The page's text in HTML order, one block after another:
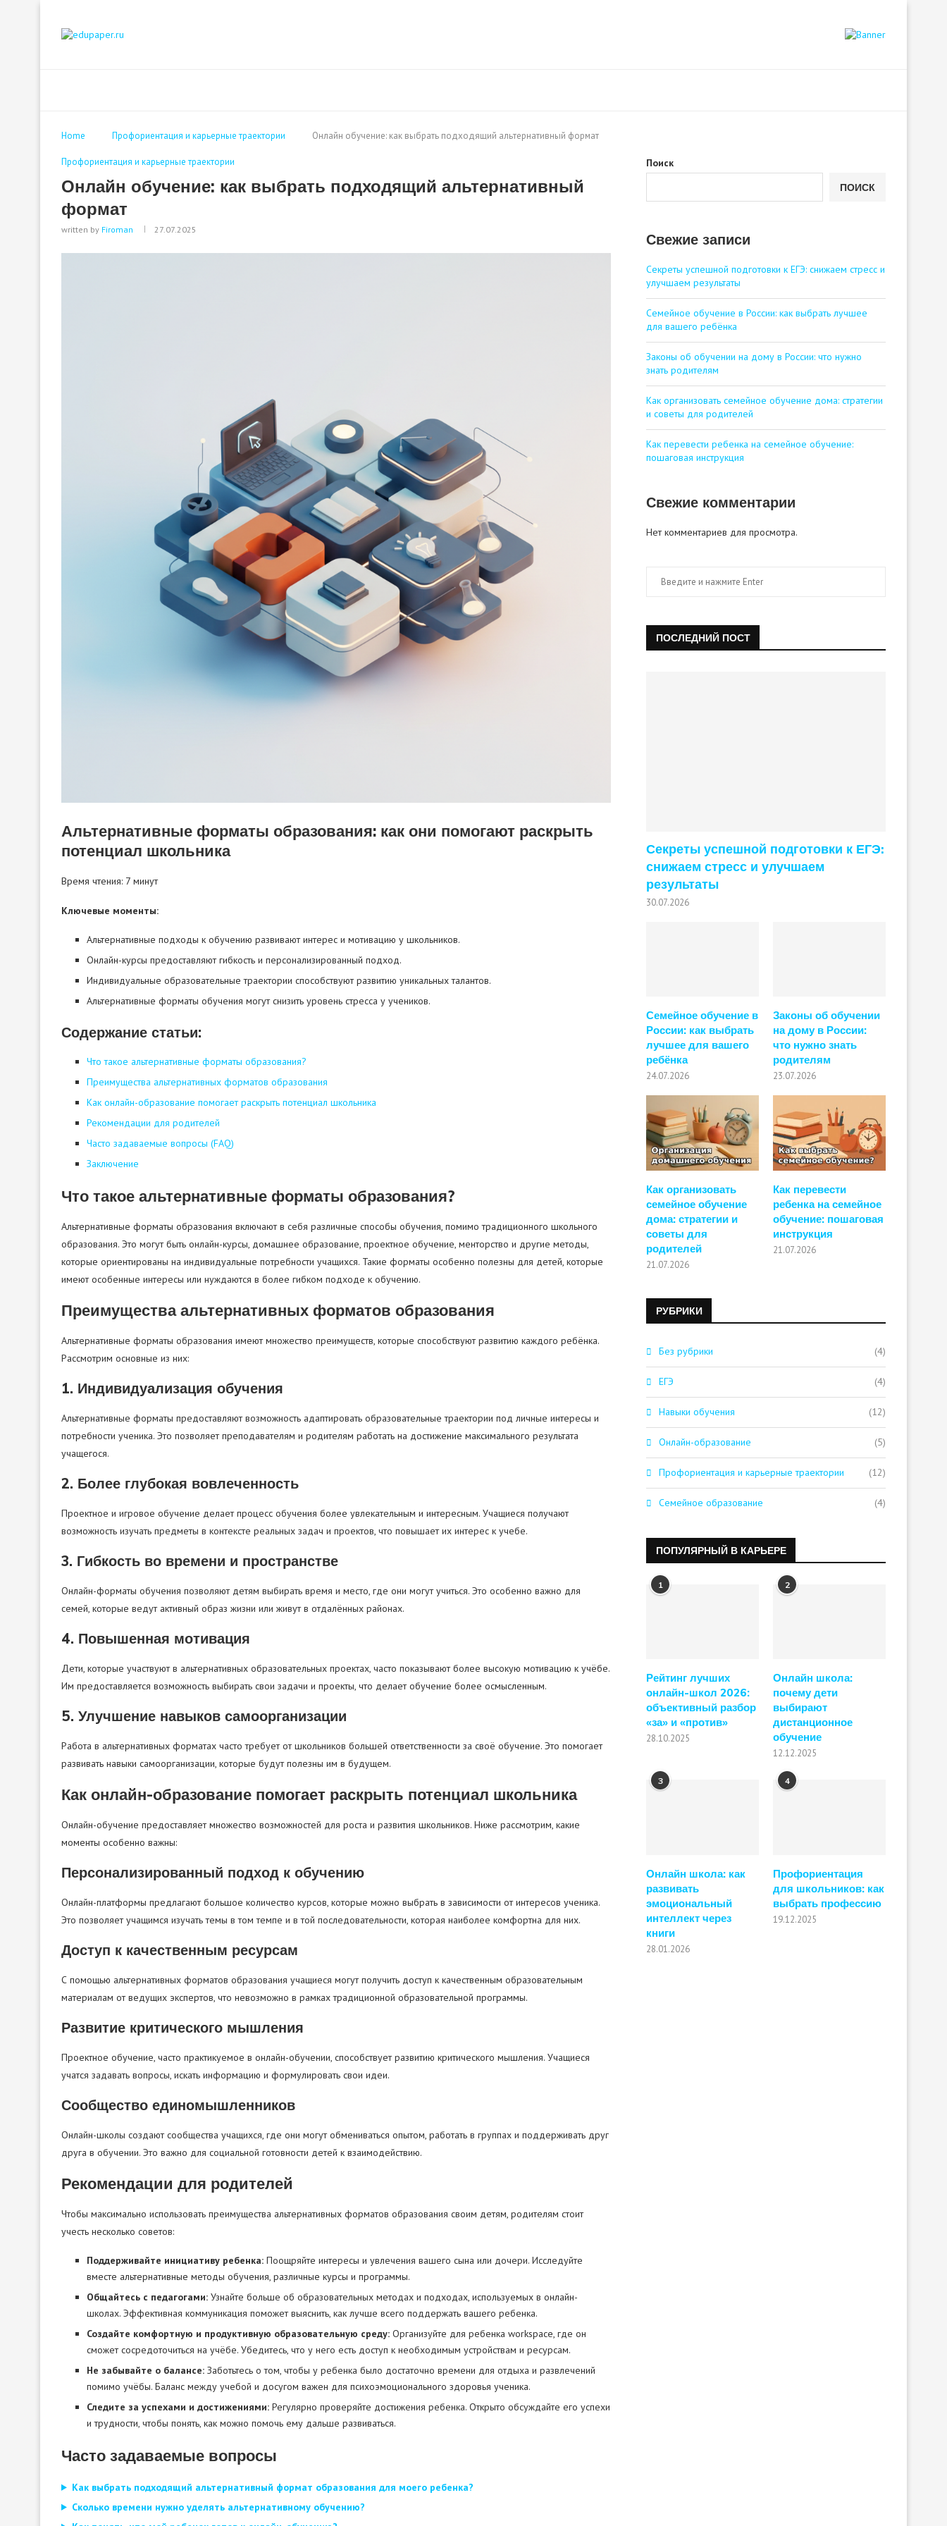
Home Профориентация и карьерные траектории Онлайн обучение: как выбрать подходящий альтернативный формат
Профориентация и карьерные траектории
Онлайн обучение: как выбрать подходящий альтернативный
формат
written by Firoman 27.07.2025
Альтернативные форматы образования: как они помогают раскрыть
потенциал школьника
Время чтения: 7 минут
Ключевые моменты:
Альтернативные подходы к обучению развивают интерес и мотивацию у школьников.
Онлайн-курсы предоставляют гибкость и персонализированный подход.
Индивидуальные образовательные траектории способствуют развитию уникальных талантов.
Альтернативные форматы обучения могут снизить уровень стресса у учеников.
Содержание статьи:
Что такое альтернативные форматы образования?
Преимущества альтернативных форматов образования
Как онлайн-образование помогает раскрыть потенциал школьника
Рекомендации для родителей
Часто задаваемые вопросы (FAQ)
Заключение
Что такое альтернативные форматы образования?
Альтернативные форматы образования включают в себя различные способы обучения, помимо традиционного школьного
образования. Это могут быть онлайн-курсы, домашнее образование, проектное обучение, менторство и другие методы,
которые ориентированы на индивидуальные потребности учащихся. Такие форматы особенно полезны для детей, которые
имеют особенные интересы или нуждаются в более гибком подходе к обучению.
Преимущества альтернативных форматов образования
Альтернативные форматы образования имеют множество преимуществ, которые способствуют развитию каждого ребёнка.
Рассмотрим основные из них:
1. Индивидуализация обучения
Альтернативные форматы предоставляют возможность адаптировать образовательные траектории под личные интересы и
потребности ученика. Это позволяет преподавателям и родителям работать на достижение максимального результата
учащегося.
2. Более глубокая вовлеченность
Проектное и игровое обучение делает процесс обучения более увлекательным и интересным. Учащиеся получают
возможность изучать предметы в контексте реальных задач и проектов, что повышает их интерес к учебе.
3. Гибкость во времени и пространстве
Онлайн-форматы обучения позволяют детям выбирать время и место, где они могут учиться. Это особенно важно для
семей, которые ведут активный образ жизни или живут в отдалённых районах.
4. Повышенная мотивация
Дети, которые участвуют в альтернативных образовательных проектах, часто показывают более высокую мотивацию к учёбе.
Им предоставляется возможность выбирать свои задачи и проекты, что делает обучение более осмысленным.
5. Улучшение навыков самоорганизации
Работа в альтернативных форматах часто требует от школьников большей ответственности за своё обучение. Это помогает
развивать навыки самоорганизации, которые будут полезны им в будущем.
Как онлайн-образование помогает раскрыть потенциал школьника
Онлайн-обучение предоставляет множество возможностей для роста и развития школьников. Ниже рассмотрим, какие
моменты особенно важны:
Персонализированный подход к обучению
Онлайн-платформы предлагают большое количество курсов, которые можно выбрать в зависимости от интересов ученика.
Это позволяет учащимся изучать темы в том темпе и в той последовательности, которая наиболее комфортна для них.
Доступ к качественным ресурсам
С помощью альтернативных форматов образования учащиеся могут получить доступ к качественным образовательным
материалам от ведущих экспертов, что невозможно в рамках традиционной образовательной программы.
Развитие критического мышления
Проектное обучение, часто практикуемое в онлайн-обучении, способствует развитию критического мышления. Учащиеся
учатся задавать вопросы, искать информацию и формулировать свои идеи.
Сообщество единомышленников
Онлайн-школы создают сообщества учащихся, где они могут обмениваться опытом, работать в группах и поддерживать друг
друга в обучении. Это важно для социальной готовности детей к взаимодействию.
Рекомендации для родителей
Чтобы максимально использовать преимущества альтернативных форматов образования своим детям, родителям стоит
учесть несколько советов:
Поддерживайте инициативу ребенка: Поощряйте интересы и увлечения вашего сына или дочери. Исследуйте
вместе альтернативные методы обучения, различные курсы и программы.
Общайтесь с педагогами: Узнайте больше об образовательных методах и подходах, используемых в онлайн-
школах. Эффективная коммуникация поможет выяснить, как лучше всего поддержать вашего ребенка.
Создайте комфортную и продуктивную образовательную среду: Организуйте для ребенка workspace, где он
сможет сосредоточиться на учёбе. Убедитесь, что у него есть доступ к необходимым устройствам и ресурсам.
Не забывайте о балансе: Заботьтесь о том, чтобы у ребенка было достаточно времени для отдыха и развлечений
помимо учёбы. Баланс между учебой и досугом важен для психоэмоционального здоровья ученика.
Следите за успехами и достижениями: Регулярно проверяйте достижения ребенка. Открыто обсуждайте его успехи
и трудности, чтобы понять, как можно помочь ему дальше развиваться.
Часто задаваемые вопросы
Как выбрать подходящий альтернативный формат образования для моего ребенка?
Сколько времени нужно уделять альтернативному обучению?
Поиск
ПОИСК
Свежие записи
Секреты успешной подготовки к ЕГЭ: снижаем стресс и
улучшаем результаты
Семейное обучение в России: как выбрать лучшее
для вашего ребёнка
Законы об обучении на дому в России: что нужно
знать родителям
Как организовать семейное обучение дома: стратегии
и советы для родителей
Как перевести ребенка на семейное обучение:
пошаговая инструкция
Свежие комментарии
Нет комментариев для просмотра.
ПОСЛЕДНИЙ ПОСТ
Секреты успешной подготовки к ЕГЭ:
снижаем стресс и улучшаем
результаты
30.07.2026
Семейное обучение в
России: как выбрать
лучшее для вашего
ребёнка
24.07.2026
Законы об обучении
на дому в России:
что нужно знать
родителям
23.07.2026
Как организовать
семейное обучение
дома: стратегии и
советы для
родителей
21.07.2026
Как перевести
ребенка на семейное
обучение: пошаговая
инструкция
21.07.2026
РУБРИКИ
Без рубрики (4)
ЕГЭ (4)
Навыки обучения (12)
Онлайн-образование (5)
Профориентация и карьерные траектории (12)
Семейное образование (4)
ПОПУЛЯРНЫЙ В КАРЬЕРЕ
1
Рейтинг лучших
онлайн-школ 2026:
объективный разбор
«за» и «против»
28.10.2025
2
Онлайн школа:
почему дети
выбирают
дистанционное
обучение
12.12.2025
3
Онлайн школа: как
развивать
эмоциональный
интеллект через
книги
28.01.2026
4
Профориентация
для школьников: как
выбрать профессию
19.12.2025